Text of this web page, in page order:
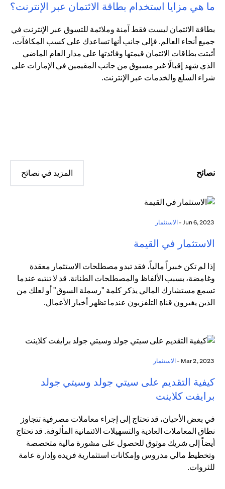
ما هي مزايا استخدام بطاقة الائتمان عبر الإنترنت؟
بطاقة الائتمان ليست فقط آمنة وملائمة للتسوق عبر الإنترنت في
جميع أنحاء العالم. فإلى جانب أنها تساعدك على كسب المكافآت،
أثبتت بطاقات الائتمان قيمتها وفائدتها على مدار العام الماضي
الذي شهد إقبالًا غير مسبوق من جانب المقيمين في الإمارات على
شراء السلع والخدمات عبر الإنترنت.
نصائح المزيد في نصائح
الاستثمار
الاستثمار في القيمة
إذا لم تكن خبيراً مالياً، فقد تبدو مصطلحات الاستثمار معقدة
وغامضة، بسبب الألفاظ والمصطلحات الطنانة. قد لا تنتبه عندما
تسمع مستشارك المالي يذكر كلمة "رسملة السوق" أو لعلك من
الذين يغيرون قناة التلفزيون عندما تظهر أخبار الأعمال.
الاستثمار
كيفية التقديم على سيتي جولد وسيتي جولد
برايفت كلاينت
في بعض الأحيان، قد تحتاج إلى إجراء معاملات مصرفية تتجاوز
نطاق المعاملات العادية والتسهيلات الائتمانية المألوفة. قد تحتاج
أيضاً إلى شريك موثوق للحصول على مشورة مالية متخصصة
وتخطيط مالي مدروس وإمكانات استثمارية فريدة وإدارة عامة
للثروات.